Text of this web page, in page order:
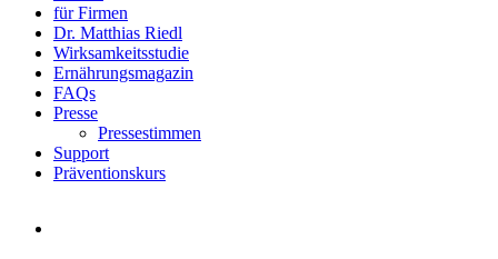
für Firmen
Dr. Matthias Riedl
Wirksamkeitsstudie
Ernährungsmagazin
FAQs
Presse
Pressestimmen
Support
Präventionskurs